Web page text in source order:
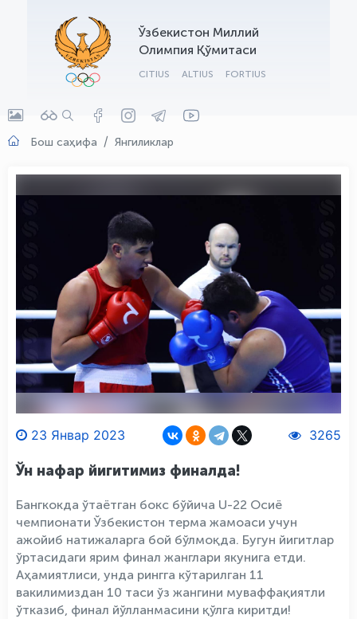
Ўзбекистон Миллий
Олимпия Қўмитаси
CITIUS ALTIUS FORTIUS
Бош саҳифа Янгиликлар
23 Январ 2023 3265
Ўн нафар йигитимиз финалда!
Бангкокда ўтаётган бокс бўйича U-22 Осиё
чемпионати Ўзбекистон терма жамоаси учун
ажойиб натижаларга бой бўлмоқда. Бугун йигитлар
ўртасидаги ярим финал жанглари якунига етди.
Аҳамиятлиси, унда рингга кўтарилган 11
вакилимиздан 10 таси ўз жангини муваффақиятли
ўтказиб, финал йўлланмасини қўлга киритди!
OLYMPCHIK AI - yordamchi
Онлайн · olympic.uz